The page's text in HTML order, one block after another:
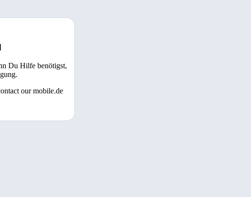
Du Hilfe benötigst,
our mobile.de